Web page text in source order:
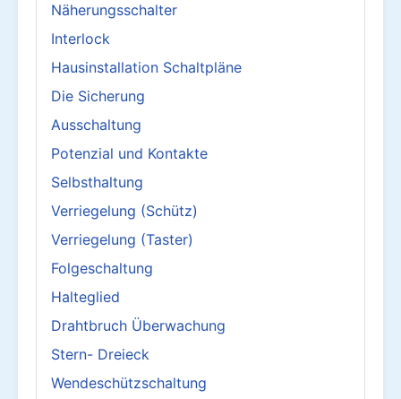
Näherungsschalter
Interlock
Hausinstallation Schaltpläne
Die Sicherung
Ausschaltung
Potenzial und Kontakte
Selbsthaltung
Verriegelung (Schütz)
Verriegelung (Taster)
Folgeschaltung
Halteglied
Drahtbruch Überwachung
Stern- Dreieck
Wendeschützschaltung